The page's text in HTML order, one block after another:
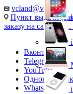
vcland@vcland.ru
Пункт выдачи
заказу на сайте),
Вконтакте
Telegram
YouTube
WhatsApp